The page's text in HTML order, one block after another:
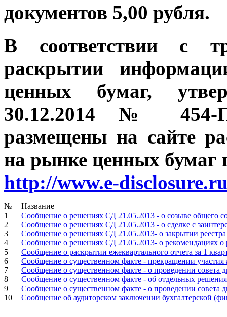
документов 5,00 рубля.
В соответствии с
раскрытии
ценных бумаг,
30.12.2014 № 454-П
размещены на сайте
на рынке ценных бумаг
http://www.e-
№
Название
1
Сообщение о решениях СД 21.05.2013 - о созыве общего
2
Сообщение о решениях СД 21.05.2013 - о сделке с
3
Сообщение о решениях СД 21.05.2013- о закрытии реестра
4
Сообщение о решениях СД 21.05.2013- о рекомендациях о
5
Сообщение о раскрытии ежеквартального отчета за 1
6
Сообщение о существенном факте - прекращении
7
Сообщение о существенном факте - о проведении совета
8
Сообщение о существенном факте - об отдельных
9
Сообщение о существенном факте - о проведении совета
10
Сообщение об аудиторском заключении бухгалтерской